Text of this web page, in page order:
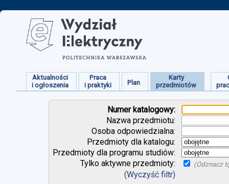
Aktualności
i ogłoszenia
Praca
i praktyki
Plan
Karty
przedmiotów
Numer katalogowy:
Nazwa przedmiotu:
Osoba odpowiedzialna:
Przedmioty dla katalogu:
Przedmioty dla programu studiów:
Tylko aktywne przedmioty:
(Odznacz
(Wyczyść filtr)